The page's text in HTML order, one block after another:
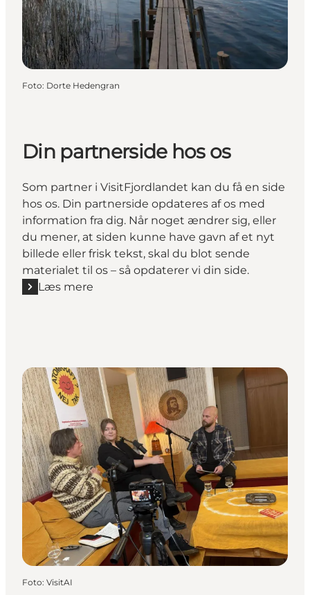
Foto: Dorte Hedengran
Din partnerside hos os
Som partner i VisitFjordlandet kan du få en side
hos os. Din partnerside opdateres af os med
information fra dig. Når noget ændrer sig, eller
du mener, at siden kunne have gavn af et nyt
billede eller frisk tekst, skal du blot sende
materialet til os – så opdaterer vi din side.
Læs mere
Læs mere "Din partnerside hos os"
Foto: VisitAI